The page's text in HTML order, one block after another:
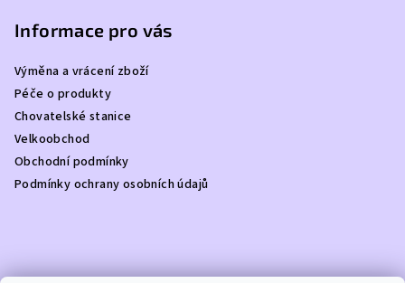
Informace pro vás
Výměna a vrácení zboží
Péče o produkty
Chovatelské stanice
Velkoobchod
Obchodní podmínky
Podmínky ochrany osobních údajů